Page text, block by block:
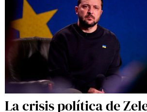
La crisis política de